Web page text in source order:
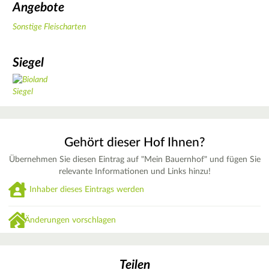
Angebote
Sonstige Fleischarten
Siegel
Gehört dieser Hof Ihnen?
Übernehmen Sie diesen Eintrag auf "Mein Bauernhof" und fügen Sie
relevante Informationen und Links hinzu!
Inhaber dieses Eintrags werden
Änderungen vorschlagen
Teilen